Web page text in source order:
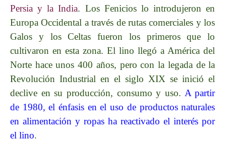
Persia y la India. Los Fenicios lo introdujeron en
Europa Occidental a través de rutas comerciales y los
Galos y los Celtas fueron los primeros que lo
cultivaron en esta zona. El lino llegó a América del
Norte hace unos 400 años, pero con la legada de la
Revolución Industrial en el siglo XIX se inició el
declive en su producción, consumo y uso. A partir
de 1980, el énfasis en el uso de productos naturales
en alimentación y ropas ha reactivado el interés por
el lino.